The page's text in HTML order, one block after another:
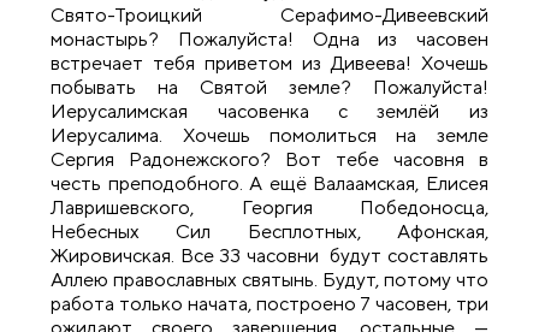
Свято-Троицкий Серафимо-Дивеевский
монастырь? Пожалуйста! Одна из часовен
встречает тебя приветом из Дивеева! Хочешь
побывать на Святой земле? Пожалуйста!
Иерусалимская часовенка с землёй из
Иерусалима. Хочешь помолиться на земле
Сергия Радонежского? Вот тебе часовня в
честь преподобного. А ещё Валаамская, Елисея
Лавришевского, Георгия Победоносца,
Небесных Сил Бесплотных, Афонская,
Жировичская. Все 33 часовни будут составлять
Аллею православных святынь. Будут, потому что
работа только начата, построено 7 часовен, три